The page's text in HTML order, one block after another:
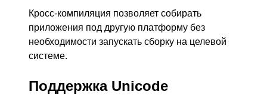
Кросс-компиляция позволяет собирать
приложения под другую платформу без
необходимости запускать сборку на целевой
системе.
Поддержка Unicode